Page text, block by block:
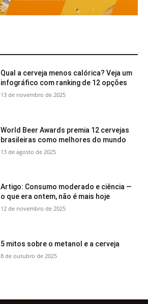
Qual a cerveja menos calórica? Veja um
infográfico com ranking de 12 opções
13 de novembro de 2025
World Beer Awards premia 12 cervejas
brasileiras como melhores do mundo
13 de agosto de 2025
Artigo: Consumo moderado e ciência —
o que era ontem, não é mais hoje
12 de novembro de 2025
5 mitos sobre o metanol e a cerveja
8 de outubro de 2025